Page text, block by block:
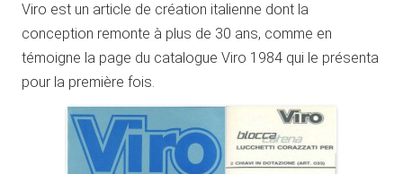
Viro est un article de création italienne dont la
conception remonte à plus de 30 ans, comme en
témoigne la page du catalogue Viro 1984 qui le présenta
pour la première fois.